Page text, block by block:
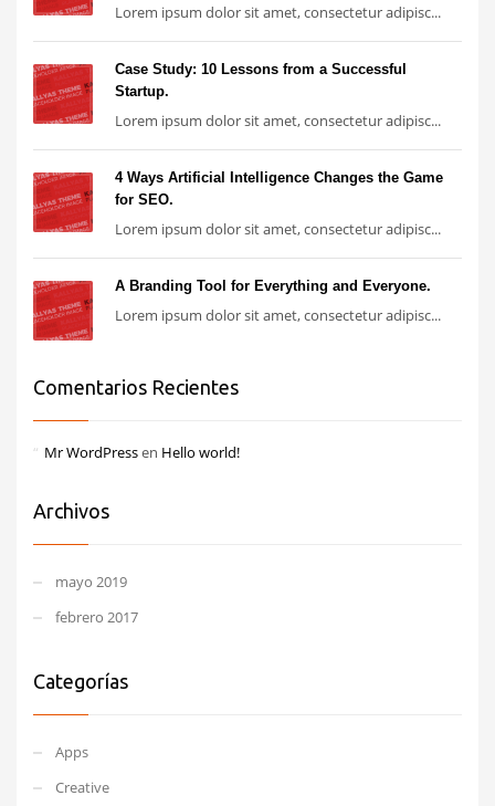
Lorem ipsum dolor sit amet, consectetur adipisc...
Case Study: 10 Lessons from a Successful
Startup.
Lorem ipsum dolor sit amet, consectetur adipisc...
4 Ways Artificial Intelligence Changes the Game
for SEO.
Lorem ipsum dolor sit amet, consectetur adipisc...
A Branding Tool for Everything and Everyone.
Lorem ipsum dolor sit amet, consectetur adipisc...
Comentarios Recientes
Mr WordPressen Hello world!
Archivos
mayo 2019
febrero 2017
Categorías
Apps
Creative